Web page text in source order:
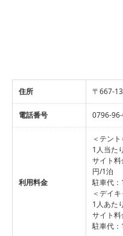
住所 〒667-
電話番号 0796-
利用料金
＜テン
1人当た
サイト
円/1泊
駐車代
＜デイ
1人あた
サイト
駐車代